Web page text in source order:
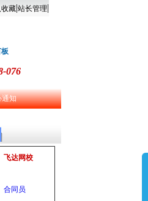
藏|站长管理|
板
076
通知
飞达网校
合同员